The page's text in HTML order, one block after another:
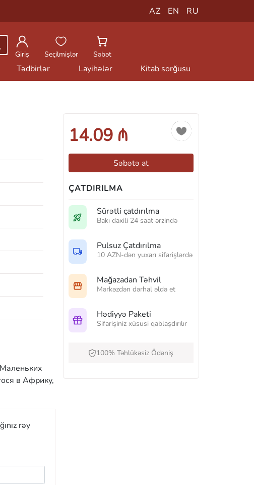
AZ EN RU
Giriş
Seçilmişlər Səbət
Tədbirlər Layihələr Kitab sorğusu
в Африку,
rəy
14.09 ₼
Səbətə at
ÇATDIRILMA
Sürətli çatdırılma
Bakı daxili 24 saat ərzində
Pulsuz Çatdırılma
10 AZN-dən yuxarı sifarişlərdə
Mağazadan Təhvil
Mərkəzdən dərhal əldə et
Hədiyyə Paketi
Sifarişiniz xüsusi qablaşdırılır
100% Təhlükəsiz Ödəniş